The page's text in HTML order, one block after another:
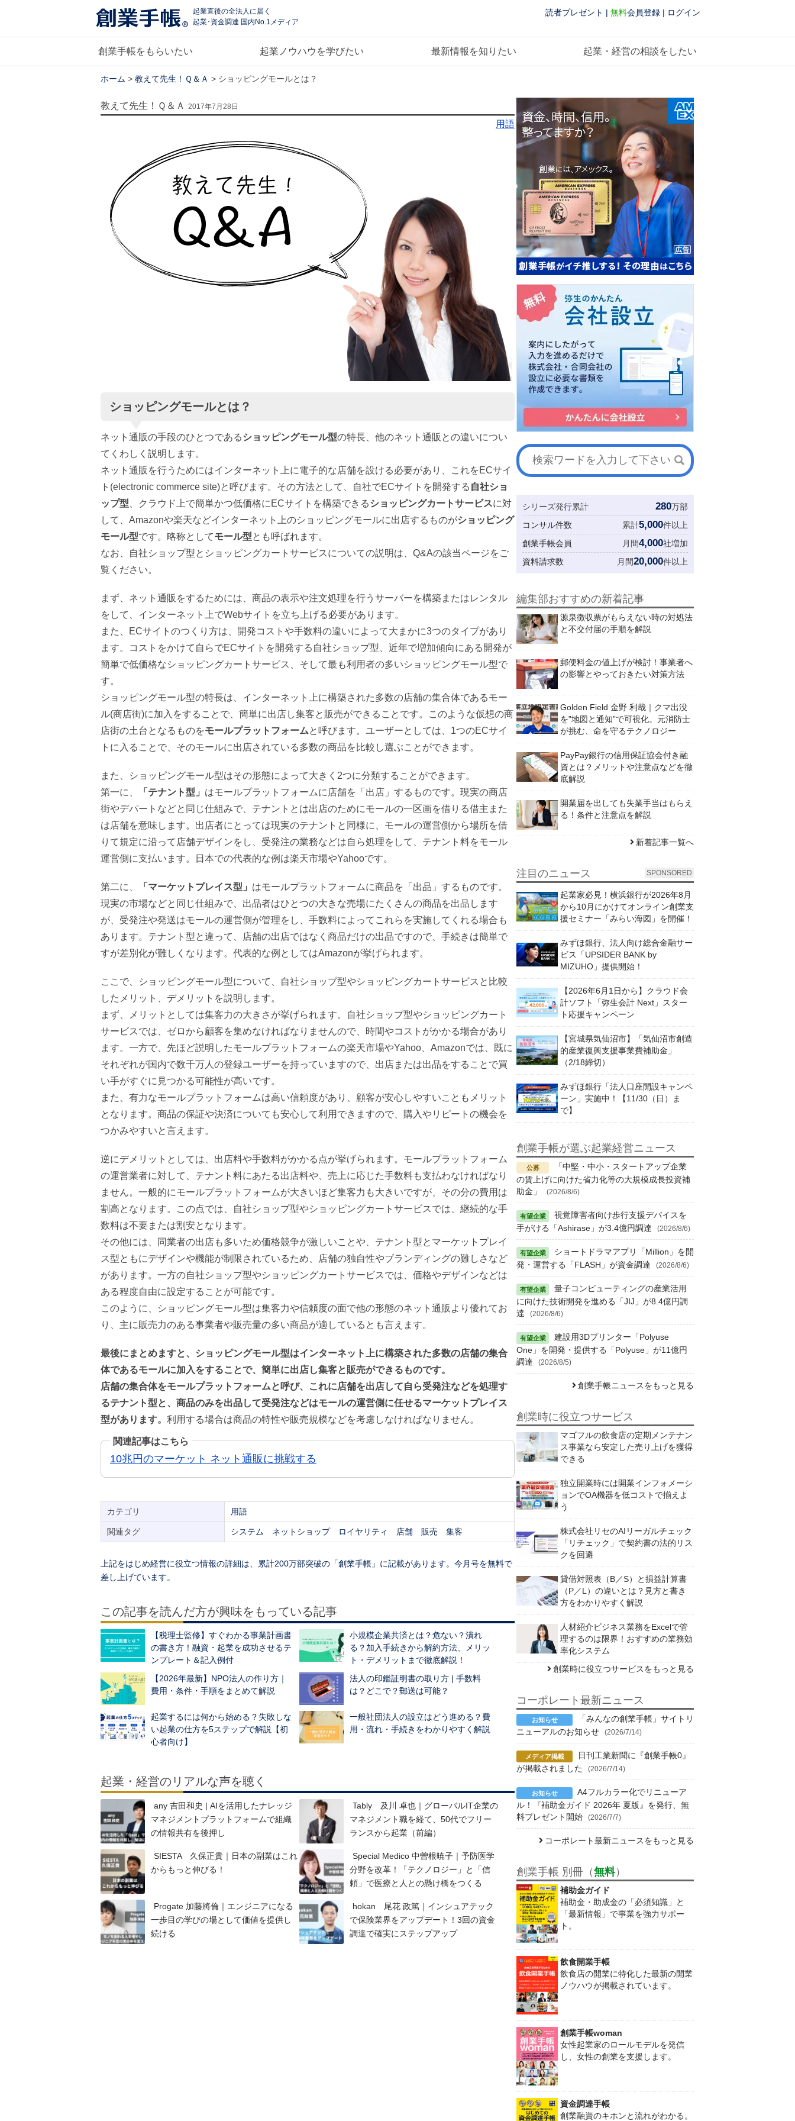
起業直後の全法人に届く
起業･資金調達 国内No.1メディア
読者プレゼント | 無料会員登録 | ログイン
創業手帳をもらいたい 起業ノウハウを学びたい 最新情報を知りたい 起業・経営の相談をしたい
ホーム > 教えて先生！Ｑ＆Ａ > ショッピングモールとは？
教えて先生！Ｑ＆Ａ 2017年7月28日
用語
ショッピングモールとは？
ネット通販の手段のひとつであるショッピングモール型の特長、他のネット通販との違いについ
てくわしく説明します。
ネット通販を行うためにはインターネット上に電子的な店舗を設ける必要があり、これをECサイ
ト(electronic commerce site)と呼びます。その方法として、自社でECサイトを開発する 自社ショ
ップ型 、クラウド上で簡単かつ低価格にECサイトを構築できるショッピングカートサービスに対
して、Amazonや楽天などインターネット上のショッピングモールに出店するものがショッピング
モール型です。略称としてモール型とも呼ばれます。
なお、自社ショップ型とショッピングカートサービスについての説明は、Q&Aの該当ページをご
覧ください。
まず、ネット通販をするためには、商品の表示や注文処理を行うサーバーを構築またはレンタル
をして、インターネット上でWebサイトを立ち上げる必要があります。
また、ECサイトのつくり方は、開発コストや手数料の違いによって大まかに3つのタイプがあり
ます。コストをかけて自らでECサイトを開発する自社ショップ型、近年で増加傾向にある開発が
簡単で低価格なショッピングカートサービス、そして最も利用者の多いショッピングモール型で
す。
ショッピングモール型の特長は、インターネット上に構築された多数の店舗の集合体であるモー
ル(商店街)に加入をすることで、簡単に出店し集客と販売ができることです。このような仮想の商
店街の土台となるものをモールプラットフォームと呼びます。ユーザーとしては、1つのECサイ
トに入ることで、そのモールに出店されている多数の商品を比較し選ぶことができます。
また、ショッピングモール型はその形態によって大きく2つに分類することができます。
第一に、
「テナント型」 はモールプラットフォームに店舗を「出店」するものです。現実の商店
街やデパートなどと同じ仕組みで、テナントとは出店のためにモールの一区画を借りる借主また
は店舗を意味します。出店者にとっては現実のテナントと同様に、モールの運営側から場所を借
りて規定に沿って店舗デザインをし、受発注の業務などは自ら処理をして、テナント料をモール
運営側に支払います。日本での代表的な例は楽天市場やYahooです。
第二に、 「マーケットプレイス型」 はモールプラットフォームに商品を「出品」するものです。
現実の市場などと同じ仕組みで、出品者はひとつの大きな売場にたくさんの商品を出品します
が、受発注や発送はモールの運営側が管理をし、手数料によってこれらを実施してくれる場合も
あります。テナント型と違って、店舗の出店ではなく商品だけの出品ですので、手続きは簡単で
すが差別化が難しくなります。代表的な例としてはAmazonが挙げられます。
ここで、ショッピングモール型について、自社ショップ型やショッピングカートサービスと比較
したメリット、デメリットを説明します。
まず、メリットとしては集客力の大きさが挙げられます。自社ショップ型やショッピングカート
サービスでは、ゼロから顧客を集めなければなりませんので、時間やコストがかかる場合があり
ます。一方で、先ほど説明したモールプラットフォームの楽天市場やYahoo、Amazonでは、既に
それぞれが国内で数千万人の登録ユーザーを持っていますので、出店または出品をすることで買
い手がすぐに見つかる可能性が高いです。
また、有力なモールプラットフォームは高い信頼度があり、顧客が安心しやすいこともメリット
となります。商品の保証や決済についても安心して利用できますので、購入やリピートの機会を
つかみやすいと言えます。
逆にデメリットとしては、出店料や手数料がかかる点が挙げられます。モールプラットフォーム
の運営業者に対して、テナント料にあたる出店料や、売上に応じた手数料も支払わなければなり
ません。一般的にモールプラットフォームが大きいほど集客力も大きいですが、その分の費用は
割高となります。この点では、自社ショップ型やショッピングカートサービスでは、継続的な手
数料は不要または割安となります。
その他には、同業者の出店も多いため価格競争が激しいことや、テナント型とマーケットプレイ
ス型ともにデザインや機能が制限されているため、店舗の独自性やブランディングの難しさなど
があります。一方の自社ショップ型やショッピングカートサービスでは、価格やデザインなどは
ある程度自由に設定することが可能です。
このように、ショッピングモール型は集客力や信頼度の面で他の形態のネット通販より優れてお
り、主に販売力のある事業者や販売量の多い商品が適しているとも言えます。
最後にまとめますと、ショッピングモール型はインターネット上に構築された多数の店舗の集合
体であるモールに加入をすることで、簡単に出店し集客と販売ができるものです。
店舗の集合体をモールプラットフォームと呼び、これに店舗を出店して自ら受発注などを処理す
るテナント型と、商品のみを出品して受発注などはモールの運営側に任せるマーケットプレイス
型があります。 利用する場合は商品の特性や販売規模などを考慮しなければなりません。
関連記事はこちら
10兆円のマーケット ネット通販に挑戦する
カテゴリ 用語
関連タグ システム ネットショップ ロイヤリティ 店舗 販売 集客
上記をはじめ経営に役立つ情報の詳細は、累計200万部突破の「創業手帳」に記載があります。今月号を無料で
差し上げています。
この記事を読んだ方が興味をもっている記事
【税理士監修】すぐわかる事業計画書
の書き方！融資・起業を成功させるテ
ンプレート＆記入例付
小規模企業共済とは？危ない？潰れ
る？加入手続きから解約方法、メリッ
ト・デメリットまで徹底解説！
【2026年最新】NPO法人の作り方｜
費用・条件・手順をまとめて解説
法人の印鑑証明書の取り方 | 手数料
は？どこで？郵送は可能？
起業するには何から始める？失敗しな
い起業の仕方を5ステップで解説【初
心者向け】
一般社団法人の設立はどう進める？費
用・流れ・手続きをわかりやすく解説
起業・経営のリアルな声を聴く
any 吉田和史 | AIを活用したナレッジ
マネジメントプラットフォームで組織
の情報共有を後押し
Tably 及川 卓也｜グローバルIT企業の
マネジメント職を経て、50代でフリー
ランスから起業（前編）
SIESTA 久保正貴｜日本の副業はこれ
からもっと伸びる！
Special Medico 中曽根暁子｜予防医学
分野を改革！「テクノロジー」と「信
頼」で医療と人との懸け橋をつくる
Progate 加藤將倫｜エンジニアになる
一歩目の学びの場として価値を提供し
続ける
hokan 尾花 政篤｜インシュアテック
で保険業界をアップデート！3回の資金
調達で確実にステップアップ
シリーズ発行累計 280万部
コンサル件数
累計5,000件以上
創業手帳会員
月間4,000社増加
資料請求数
月間20,000件以上
編集部おすすめの新着記事
源泉徴収票がもらえない時の対処法
と不交付届の手順を解説
郵便料金の値上げが検討！事業者へ
の影響とやっておきたい対策方法
Golden Field 金野 利哉｜クマ出没
を”地図と通知”で可視化。元消防士
が挑む、命を守るテクノロジー
PayPay銀行の信用保証協会付き融
資とは？メリットや注意点などを徹
底解説
開業届を出しても失業手当はもらえ
る！条件と注意点を解説
新着記事一覧へ
注目のニュース SPONSORED
起業家必見！横浜銀行が2026年8月
から10月にかけてオンライン創業支
援セミナー「みらい海図」を開催！
みずほ銀行、法人向け総合金融サー
ビス「UPSIDER BANK by
MIZUHO」提供開始！
【2026年6月1日から】クラウド会
計ソフト「弥生会計 Next」スター
ト応援キャンペーン
【宮城県気仙沼市】「気仙沼市創造
的産業復興支援事業費補助金」
（2/18締切）
みずほ銀行「法人口座開設キャンペ
ーン」実施中！【11/30（日）ま
で】
創業手帳が選ぶ起業経営ニュース
「中堅・中小・スタートアップ企業
の賃上げに向けた省力化等の大規模成長投資補
助金」
(2026/8/6)
視覚障害者向け歩行支援デバイスを
手がける「Ashirase」が3.4億円調達
(2026/8/6)
ショートドラマアプリ「Million」を開
発・運営する「FLASH」が資金調達
(2026/8/6)
量子コンピューティングの産業活用
に向けた技術開発を進める「JIJ」が8.4億円調
達
(2026/8/6)
建設用3Dプリンター「Polyuse
One」を開発・提供する「Polyuse」が11億円
調達
(2026/8/5)
創業手帳ニュースをもっと見る
創業時に役立つサービス
マゴフルの飲食店の定期メンテナン
ス事業なら安定した売り上げを獲得
できる
独立開業時には開業インフォメーシ
ョンでOA機器を低コストで揃えよ
う
株式会社リセのAIリーガルチェック
「リチェック」で契約書の法的リス
クを回避
貸借対照表（B／S）と損益計算書
（P／L）の違いとは？見方と書き
方をわかりやすく解説
人材紹介ビジネス業務をExcelで管
理するのは限界！おすすめの業務効
率化システム
創業時に役立つサービスをもっと見る
コーポレート最新ニュース
「みんなの創業手帳」サイトリ
ニューアルのお知らせ
(2026/7/14)
日刊工業新聞に『創業手帳0』
が掲載されました
(2026/7/14)
A4フルカラー化でリニューア
ル！『補助金ガイド 2026年 夏版』を発行、無
料プレゼント開始
(2026/7/7)
コーポレート最新ニュースをもっと見る
創業手帳 別冊（無料）
補助金ガイド
補助金・助成金の「必須知識」と
「最新情報」で事業を強力サポー
ト。
飲食開業手帳
飲食店の開業に特化した最新の開業
ノウハウが掲載されています。
創業手帳woman
女性起業家のロールモデルを発信
し、女性の創業を支援します。
資金調達手帳
創業融資のキホンと流れがわかる。